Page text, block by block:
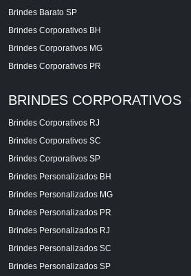
Brindes Barato SP
Brindes Corporativos BH
Brindes Corporativos MG
Brindes Corporativos PR
BRINDES CORPORATIVOS
Brindes Corporativos RJ
Brindes Corporativos SC
Brindes Corporativos SP
Brindes Personalizados BH
Brindes Personalizados MG
Brindes Personalizados PR
Brindes Personalizados RJ
Brindes Personalizados SC
Brindes Personalizados SP